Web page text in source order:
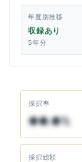
年度別推移
収録あり
5年分
採択率
●●.●%
採択総額